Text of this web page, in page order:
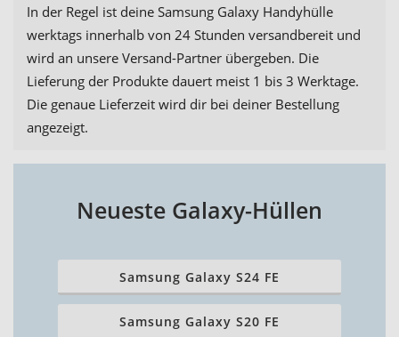
In der Regel ist deine Samsung Galaxy Handyhülle
werktags innerhalb von 24 Stunden versandbereit und
wird an unsere Versand-Partner übergeben. Die
Lieferung der Produkte dauert meist 1 bis 3 Werktage.
Die genaue Lieferzeit wird dir bei deiner Bestellung
angezeigt.
Neueste Galaxy-Hüllen
Samsung Galaxy S24 FE
Samsung Galaxy S20 FE